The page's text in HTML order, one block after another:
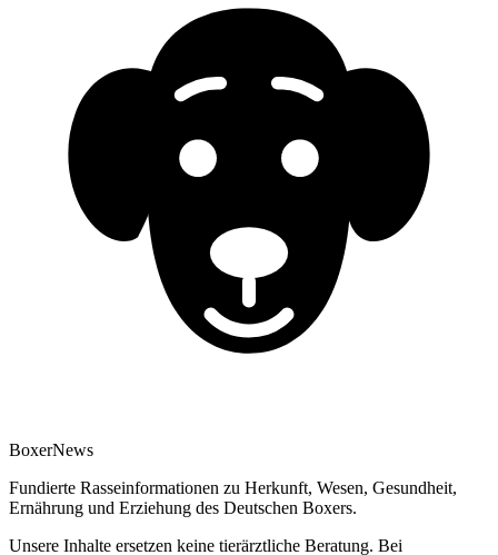
BoxerNews
Fundierte Rasseinformationen zu Herkunft, Wesen, Gesundheit,
Ernährung und Erziehung des Deutschen Boxers.
Unsere Inhalte ersetzen keine tierärztliche Beratung. Bei